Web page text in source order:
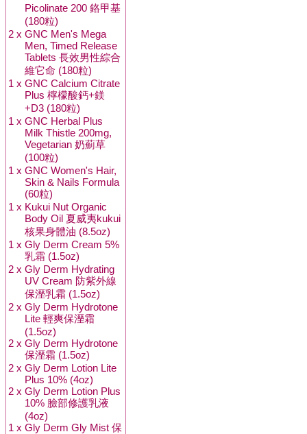
Picolinate 200 鉻甲基
(180粒)
2 x GNC Men's Mega
Men, Timed Release
Tablets 長效男性綜合
維它命 (180粒)
1 x GNC Calcium Citrate
Plus 檸檬酸鈣+鎂
+D3 (180粒)
1 x GNC Herbal Plus
Milk Thistle 200mg,
Vegetarian 奶薊草
(100粒)
1 x GNC Women's Hair,
Skin & Nails Formula
(60粒)
1 x Kukui Nut Organic
Body Oil 夏威夷kukui
核果身體油 (8.5oz)
1 x Gly Derm Cream 5%
乳霜 (1.5oz)
2 x Gly Derm Hydrating
UV Cream 防紫外線
保溼乳霜 (1.5oz)
2 x Gly Derm Hydrotone
Lite 輕爽保溼霜
(1.5oz)
2 x Gly Derm Hydrotone
保溼霜 (1.5oz)
2 x Gly Derm Lotion Lite
Plus 10% (4oz)
2 x Gly Derm Lotion Plus
10% 臉部修護乳液
(4oz)
1 x Gly Derm Gly Mist 保